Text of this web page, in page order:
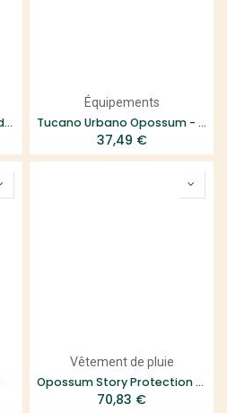
Tucano Urbano pantalon de pluie Nano Rain Zeta
Équipements
Tucano Urbano Opossum - Été
37,49 €
Vêtement de pluie
Opossum Story Protection de pluie pour siège enfant With Hood - Alien Blue
70,83 €